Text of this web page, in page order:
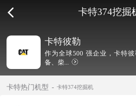
卡特374挖掘
卡特彼勒
作为全球500 强企业，卡特
备、柴...
卡特热门机型 卡特374挖掘机